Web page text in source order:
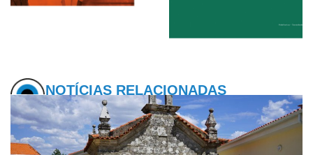
NOTÍCIAS RELACIONADAS